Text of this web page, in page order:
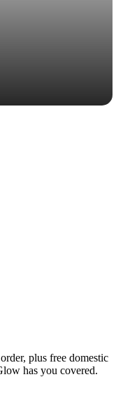
plus free domestic
has you covered.